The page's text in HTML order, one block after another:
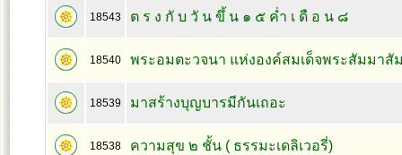
18543 ต ร ง กั บ วั น ขึ้ น ๑ ๕ ค่ำ เ ดื อ น ๘
18540 พระอมตะวจนา แห่งองค์สมเด็จพระสัมมาสั
18539 มาสร้างบุญบารมีกันเถอะ
18538 ความสุข ๒ ชั้น ( ธรรมะเดลิเวอรี่)